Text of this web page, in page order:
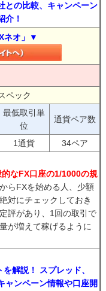
との比較、キャンペーン
介！
ネオ」▼
ペック
最低取引単
位
通貨ペア数
1通貨
34ペア
的なFX口座の1/1000の規
らFXを始める人、少額
対にチェックしておき
評があり、1回の取引で
が増えて稼げるように
解説！ スプレッド、
ャンペーン情報や口座開